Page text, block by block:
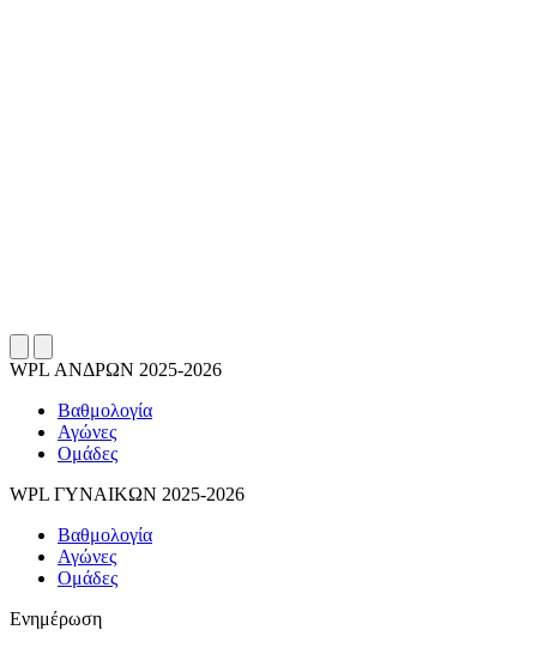
WPL ΑΝΔΡΩΝ 2025-2026
Βαθμολογία
Αγώνες
Ομάδες
WPL ΓΥΝΑΙΚΩΝ 2025-2026
Βαθμολογία
Αγώνες
Ομάδες
Ενημέρωση